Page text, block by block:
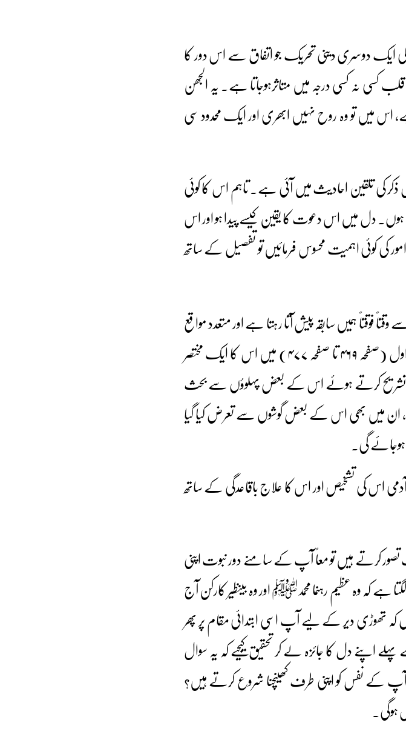
دوسری دینی تحریک جو اتفاق سے اس دور کا
کسی نہ کسی درجہ میں متاثرہوجاتا ہے۔ یہ الجھن
تو وہ روح نہیں ابھری اور ایک محدود سی
کی تلقین احادیث میں آئی ہے۔ تاہم اس کا کوئی
دل میں اس دعوت کا یقین کیسے پیدا ہو اور اس
کی کوئی اہمیت محسوس فرمائیں تو تفصیل کے ساتھ
فوقتاً ہمیں سابقہ پیش آتا رہتا ہے اور متعدد مواقع
پر اس کو رفع کرنے کی کوشش کی جاچکی ہے۔ آپ رسائل و مسائل جلد اول (صفحہ ۴۶۹ تا صفحہ ۴۷۷) میں اس کا ایک مختصر
کی تشریح کرتے ہوئے اس کے بعض پہلوؤں سے بحث
ان میں بھی اس کے بعض گوشوں سے تعرض کیا گیا
گی۔
اس کی تشخیص اور اس کا علاج باقاعدگی کے ساتھ
کرتے ہیں تو معاً آپ کے سامنے دور نبوت اپنی
کہ وہ عظیم رہنما محمدﷺ اور وہ بینظیر کارکن آج
تھوڑی دیر کے لیے آپ اسی ابتدائی مقام پر پھر
اپنے دل کا جائزہ لے کر تحقیق کیجیے کہ یہ سوال
نفس کو اپنی طرف کھینچنا شروع کرتے ہیں؟
ہوگی۔